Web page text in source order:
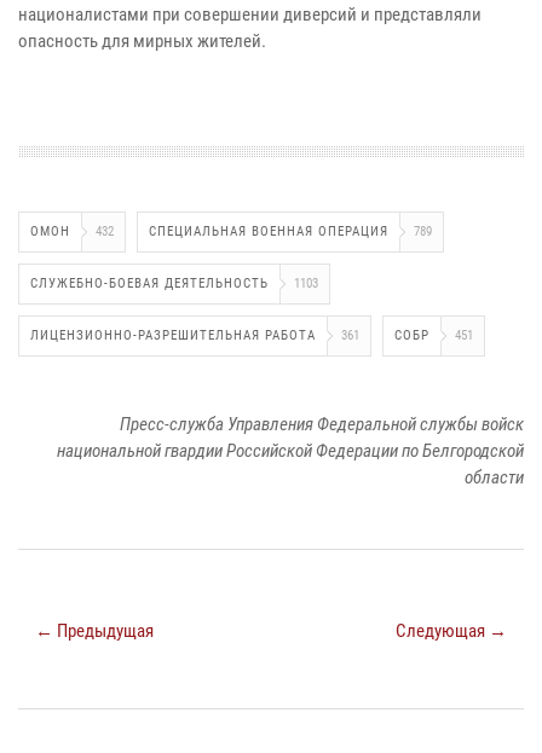
националистами при совершении диверсий и представляли
опасность для мирных жителей.
ОМОН 432 СПЕЦИАЛЬНАЯ ВОЕННАЯ ОПЕРАЦИЯ 789
СЛУЖЕБНО-БОЕВАЯ ДЕЯТЕЛЬНОСТЬ 1103
ЛИЦЕНЗИОННО-РАЗРЕШИТЕЛЬНАЯ РАБОТА 361 СОБР 451
Пресс-служба Управления Федеральной службы войск
национальной гвардии Российской Федерации по Белгородской
области
← Предыдущая Следующая →